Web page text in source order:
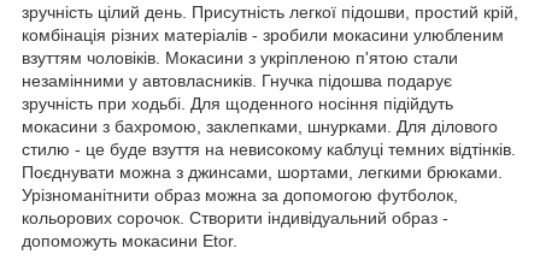
зручність цілий день. Присутність легкої підошви, простий крій,
комбінація різних матеріалів - зробили мокасини улюбленим
взуттям чоловіків. Мокасини з укріпленою п'ятою стали
незамінними у автовласників. Гнучка підошва подарує
зручність при ходьбі. Для щоденного носіння підійдуть
мокасини з бахромою, заклепками, шнурками. Для ділового
стилю - це буде взуття на невисокому каблуці темних відтінків.
Поєднувати можна з джинсами, шортами, легкими брюками.
Урізноманітнити образ можна за допомогою футболок,
кольорових сорочок. Створити індивідуальний образ -
допоможуть мокасини Etor.